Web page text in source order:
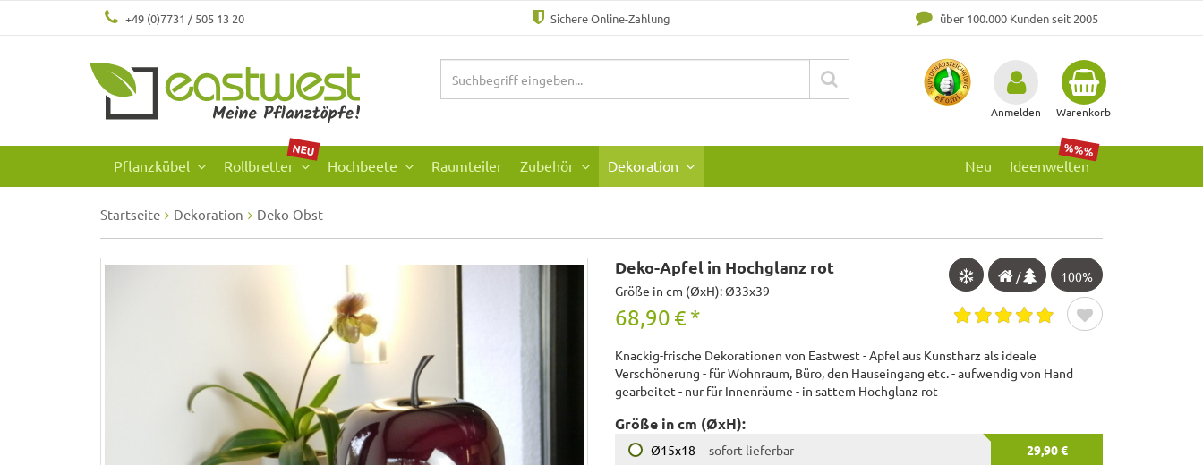
+49 (0)7731 / 505 13 20 Sichere Online-Zahlung über 100.000 Kunden seit 2005
Anmelden Warenkorb
Pflanzkübel Rollbretter
NEU
Hochbeete Raumteiler Zubehör Dekoration Ideenwelten
%%%
Neu
Startseite Dekoration Deko-Obst
Deko-Apfel in Hochglanz rot
Größe in cm (ØxH): Ø33x39
100%
/
68,90 € *
Knackig-frische Dekorationen von Eastwest - Apfel aus Kunstharz als ideale
Verschönerung - für Wohnraum, Büro, den Hauseingang etc. - aufwendig von Hand
gearbeitet - nur für Innenräume - in sattem Hochglanz rot
Größe in cm (ØxH):
Ø15x18 29,90 €
sofort lieferbar